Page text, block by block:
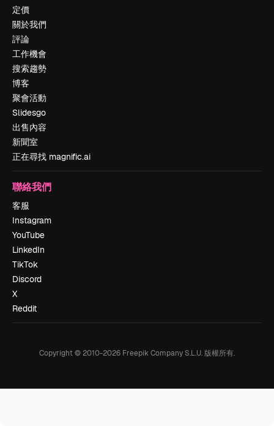
定價
關於我們
評論
工作機會
搜索趨勢
博客
聚會活動
Slidesgo
出售內容
新聞室
正在尋找 magnific.ai
聯絡我們
客服
Instagram
YouTube
LinkedIn
TikTok
Discord
X
Reddit
Copyright © 2010-2026 Freepik Company S.L.U. 版權所有.